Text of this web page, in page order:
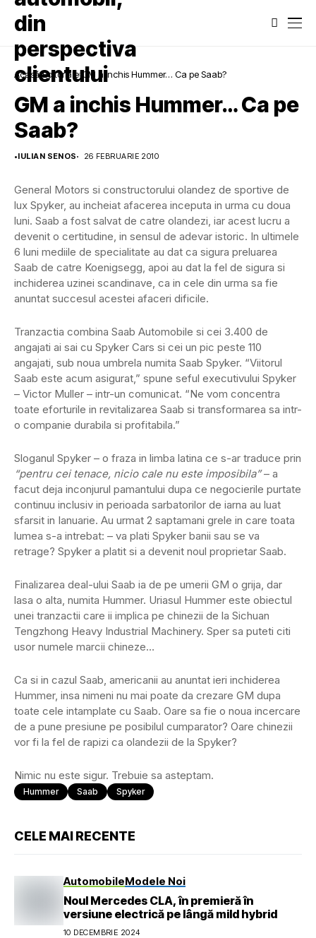
Acasă Editoriale GM a inchis Hummer… Ca pe Saab?
GM a inchis Hummer… Ca pe
Saab?
•IULIAN SENOS 26 FEBRUARIE 2010
General Motors si constructorului olandez de sportive de
lux Spyker, au incheiat afacerea inceputa in urma cu doua
luni. Saab a fost salvat de catre olandezi, iar acest lucru a
devenit o certitudine, in sensul de adevar istoric. In ultimele
6 luni mediile de specialitate au dat ca sigura preluarea
Saab de catre Koenigsegg, apoi au dat la fel de sigura si
inchiderea uzinei scandinave, ca in cele din urma sa fie
anuntat succesul acestei afaceri dificile.
Tranzactia combina Saab Automobile si cei 3.400 de
angajati ai sai cu Spyker Cars si cei un pic peste 110
angajati, sub noua umbrela numita Saab Spyker. “Viitorul
Saab este acum asigurat,” spune seful executivului Spyker
– Victor Muller – intr-un comunicat. “Ne vom concentra
toate eforturile in revitalizarea Saab si transformarea sa intr-
o companie durabila si profitabila.”
Sloganul Spyker – o fraza in limba latina ce s-ar traduce prin
“pentru cei tenace, nicio cale nu este imposibila”– a
facut deja inconjurul pamantului dupa ce negocierile purtate
continuu inclusiv in perioada sarbatorilor de iarna au luat
sfarsit in Ianuarie. Au urmat 2 saptamani grele in care toata
lumea s-a intrebat: – va plati Spyker banii sau se va
retrage? Spyker a platit si a devenit noul proprietar Saab.
Finalizarea deal-ului Saab ia de pe umerii GM o grija, dar
lasa o alta, numita Hummer. Uriasul Hummer este obiectul
unei tranzactii care ii implica pe chinezii de la Sichuan
Tengzhong Heavy Industrial Machinery. Sper sa puteti citi
usor numele marcii chineze…
Ca si in cazul Saab, americanii au anuntat ieri inchiderea
Hummer, insa nimeni nu mai poate da crezare GM dupa
toate cele intamplate cu Saab. Oare sa fie o noua incercare
de a pune presiune pe posibilul cumparator? Oare chinezii
vor fi la fel de rapizi ca olandezii de la Spyker?
Nimic nu este sigur. Trebuie sa asteptam.
Hummer Saab Spyker
CELE MAI RECENTE
AutomobileModele Noi
Noul Mercedes CLA, în premieră în
versiune electrică pe lângă mild hybrid
10 DECEMBRIE 2024